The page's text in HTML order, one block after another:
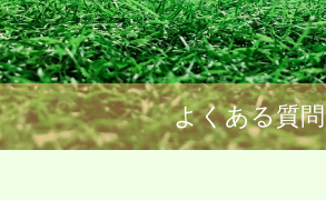
よくある質問